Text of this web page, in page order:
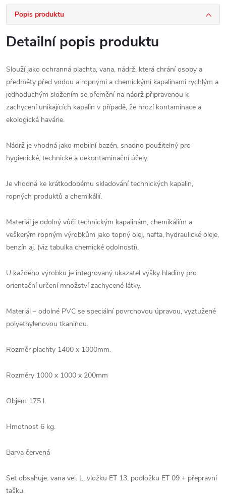
Popis produktu
Detailní popis produktu
Slouží jako ochranná plachta, vana, nádrž, která chrání osoby a
předměty před vodou a ropnými a chemickými kapalinami rychlým a
jednoduchým složením se přemění na nádrž připravenou k
zachycení unikajících kapalin v případě, že hrozí kontaminace a
ekologická havárie.
Nádrž je vhodná jako mobilní bazén, snadno použitelný pro
hygienické, technické a dekontaminační účely.
Je vhodná ke krátkodobému skladování technických kapalin,
ropných produktů a chemikálií.
Materiál je odolný vůči technickým kapalinám, chemikáliím a
veškerým ropným výrobkům jako topný olej, nafta, hydraulické oleje,
benzín aj. (viz tabulka chemické odolnosti).
U každého výrobku je integrovaný ukazatel výšky hladiny pro
orientační určení množství zachycené látky.
Materiál – odolné PVC se speciální povrchovou úpravou, vyztužené
polyethylenovou tkaninou.
Rozměr plachty 1400 x 1000mm.
Rozměry 1000 x 1000 x 200mm
Objem 175 l.
Hmotnost 6 kg.
Barva červená
Set obsahuje: vana vel. L, vložku ET 13, podložku ET 09 + přepravní
tašku.